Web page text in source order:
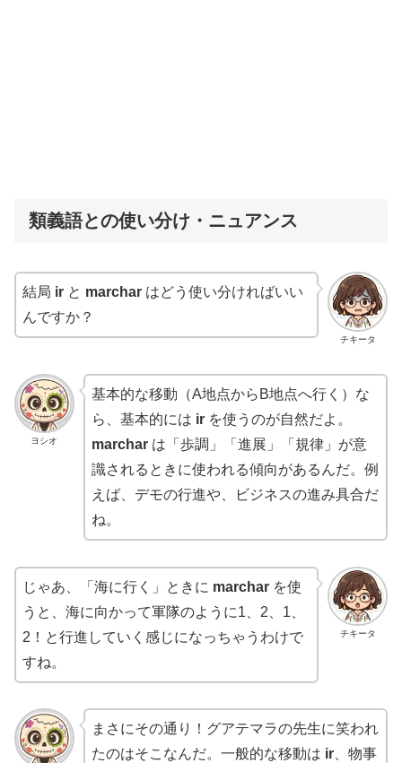
類義語との使い分け・ニュアンス
チキータ
結局 ir と marchar はどう使い分ければいい
んですか？
ヨシオ
基本的な移動（A地点からB地点へ行く）な
ら、基本的には irを使うのが自然だよ。
marcharは「歩調」「進展」「規律」が意
識されるときに使われる傾向があるんだ。例
えば、デモの行進や、ビジネスの進み具合だ
ね。
チキータ
じゃあ、「海に行く」ときに marchar を使
うと、海に向かって軍隊のように1、2、1、
2！と行進していく感じになっちゃうわけで
すね。
まさにその通り！グアテマラの先生に笑われ
たのはそこなんだ。一般的な移動は ir、物事